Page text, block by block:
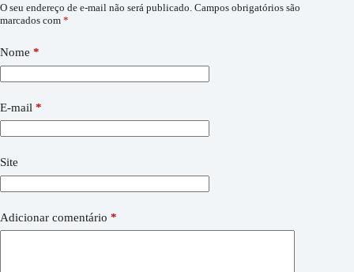
O seu endereço de e-mail não será publicado. Campos obrigatórios são
marcados com *
Nome *
E-mail *
Site
Adicionar comentário *